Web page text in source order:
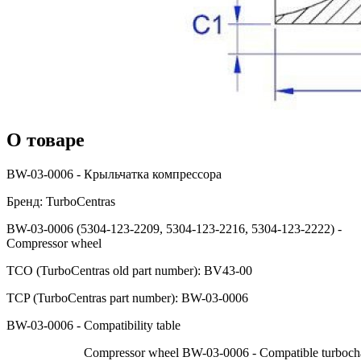
О товаре
BW-03-0006 - Крыльчатка компрессора
Бренд: TurboCentras
BW-03-0006 (5304-123-2209, 5304-123-2216, 5304-123-2222) -
Compressor wheel
TCO (TurboCentras old part number): BV43-00
TCP (TurboCentras part number): BW-03-0006
BW-03-0006 - Compatibility table
Compressor wheel BW-03-0006 - Compatible